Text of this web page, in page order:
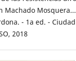
Machado
- 1a ed. -
2018